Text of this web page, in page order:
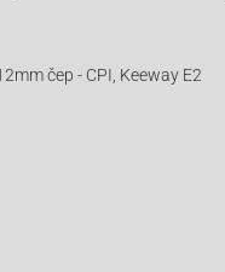
čep - CPI, Keeway E2